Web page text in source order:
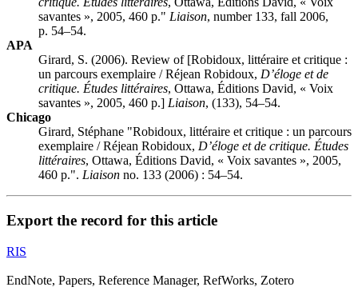
savantes », 2005, 460 p." Liaison, number 133, fall 2006,
p. 54–54.
APA
Girard, S. (2006). Review of [Robidoux, littéraire et critique :
un parcours exemplaire / Réjean Robidoux, D’éloge et de
critique. Études littéraires, Ottawa, Éditions David, « Voix
savantes », 2005, 460 p.] Liaison, (133), 54–54.
Chicago
Girard, Stéphane "Robidoux, littéraire et critique : un parcours
exemplaire / Réjean Robidoux, D’éloge et de critique. Études
littéraires, Ottawa, Éditions David, « Voix savantes », 2005,
460 p.". Liaison no. 133 (2006) : 54–54.
Export the record for this article
RIS
EndNote, Papers, Reference Manager, RefWorks, Zotero